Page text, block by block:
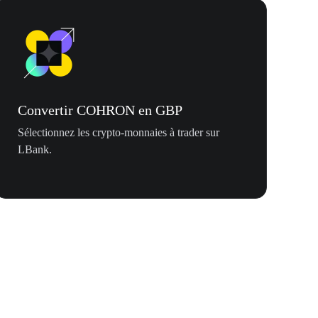
Convertir COHRON en GBP
Sélectionnez les crypto-monnaies à trader sur
LBank.